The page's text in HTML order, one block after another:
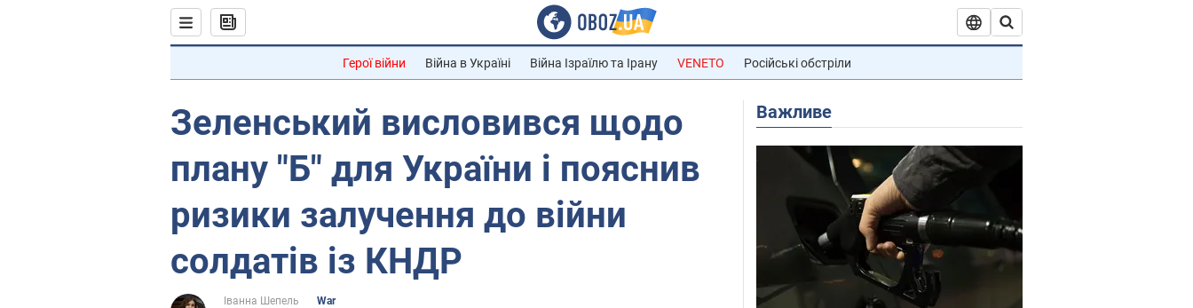
Герої війни Війна в Україні Війна Ізраїлю та Ірану VENETO Російські обстріли
Зеленський висловився щодо
плану "Б" для України і пояснив
ризики залучення до війни
солдатів із КНДР
Іванна Шепель
War
Важливе